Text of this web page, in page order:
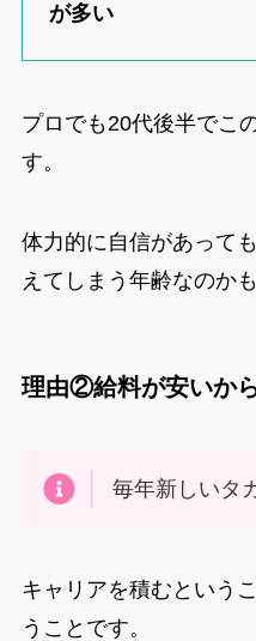
が多い
プロでも20代後半でこ
す。
体力的に自信があって
えてしまう年齢なのか
理由②給料が安いか
毎年新しいタ
キャリアを積むという
うことです。